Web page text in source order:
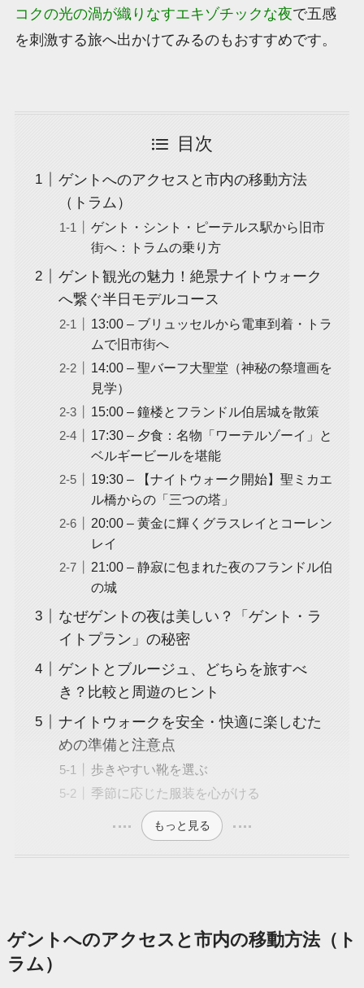
コクの光の渦が織りなすエキゾチックな夜で五感
を刺激する旅へ出かけてみるのもおすすめです。
目次
ゲントへのアクセスと市内の移動方法
（トラム）
ゲント・シント・ピーテルス駅から旧市
街へ：トラムの乗り方
ゲント観光の魅力！絶景ナイトウォーク
へ繋ぐ半日モデルコース
13:00 – ブリュッセルから電車到着・トラ
ムで旧市街へ
14:00 – 聖バーフ大聖堂（神秘の祭壇画を
見学）
15:00 – 鐘楼とフランドル伯居城を散策
17:30 – 夕食：名物「ワーテルゾーイ」と
ベルギービールを堪能
19:30 – 【ナイトウォーク開始】聖ミカエ
ル橋からの「三つの塔」
20:00 – 黄金に輝くグラスレイとコーレン
レイ
21:00 – 静寂に包まれた夜のフランドル伯
の城
なぜゲントの夜は美しい？「ゲント・ラ
イトプラン」の秘密
ゲントとブルージュ、どちらを旅すべ
き？比較と周遊のヒント
ナイトウォークを安全・快適に楽しむた
めの準備と注意点
歩きやすい靴を選ぶ
季節に応じた服装を心がける
もっと見る
ゲントへのアクセスと市内の移動方法（ト
ラム）